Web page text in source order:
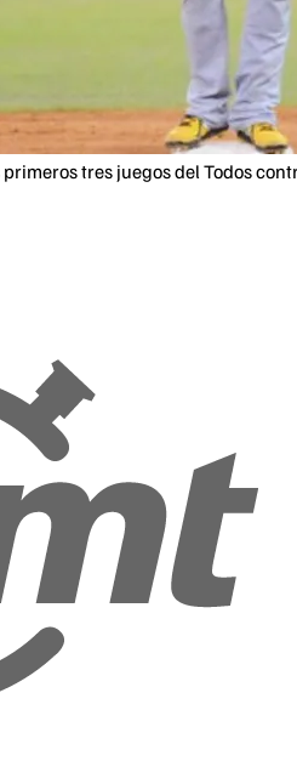
tres juegos del Todos